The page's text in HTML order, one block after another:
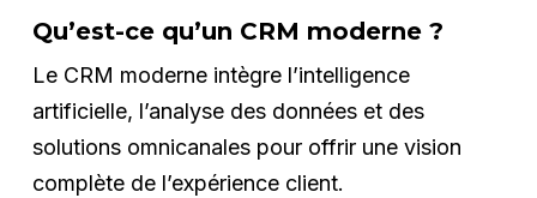
Qu’est-ce qu’un CRM moderne ?
Le CRM moderne intègre l’intelligence
artificielle, l’analyse des données et des
solutions omnicanales pour offrir une vision
complète de l’expérience client.